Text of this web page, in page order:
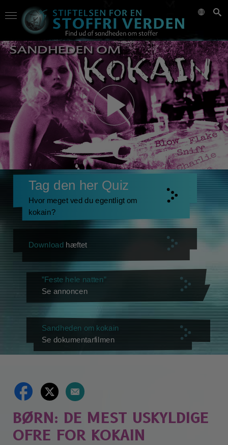
Tag den her Quiz
Hvor meget ved du egentligt om
kokain?
Download hæftet
”Feste hele natten”
Se annoncen
Sandheden om kokain
Se dokumentarfilmen
BØRN: DE MEST USKYLDIGE
OFRE FOR KOKAIN